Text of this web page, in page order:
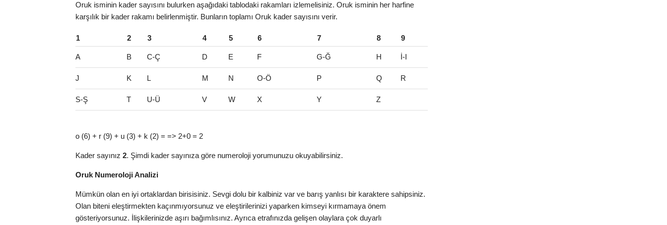
Oruk isminin kader sayısını bulurken aşağıdaki tablodaki rakamları izlemelisiniz. Oruk isminin her harfine
karşılık bir kader rakamı belirlenmiştir. Bunların toplamı Oruk kader sayısını verir.
1 2 3 4 5 6 7 8 9
A B C-Ç D E F G-Ğ H İ-I
J K L M N O-Ö P Q R
S-Ş T U-Ü V W X Y Z
o (6) + r (9) + u (3) + k (2) = => 2+0 = 2
Kader sayınız 2. Şimdi kader sayınıza göre numeroloji yorumunuzu okuyabilirsiniz.
Oruk Numeroloji Analizi
Mümkün olan en iyi ortaklardan birisisiniz. Sevgi dolu bir kalbiniz var ve barış yanlısı bir karaktere sahipsiniz.
Olan biteni eleştirmekten kaçınmıyorsunuz ve eleştirilerinizi yaparken kimseyi kırmamaya önem
gösteriyorsunuz. İlişkilerinizde aşırı bağımlısınız. Ayrıca etrafınızda gelişen olaylara çok duyarlı